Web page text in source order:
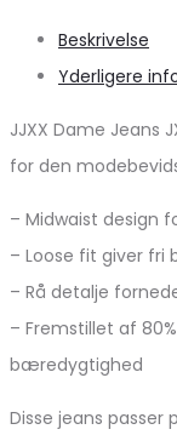
Beskrivelse
Yderligere
JJXX Dame Jeans
for den
– Midwaist design
– Loose fit giver
– Rå detalje
– Fremstillet af
bæredygtighed
Disse jeans passer